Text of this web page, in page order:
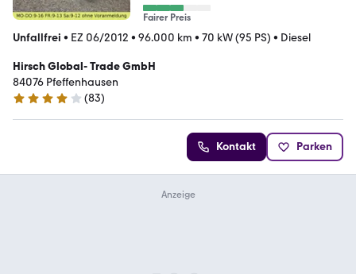
Fairer Preis
Unfallfrei • EZ 06/2012 • 96.000 km • 70 kW (95 PS) • Diesel
Hirsch Global- Trade GmbH
84076 Pfeffenhausen
4.2 Sterne
(83)
Kontakt Parken